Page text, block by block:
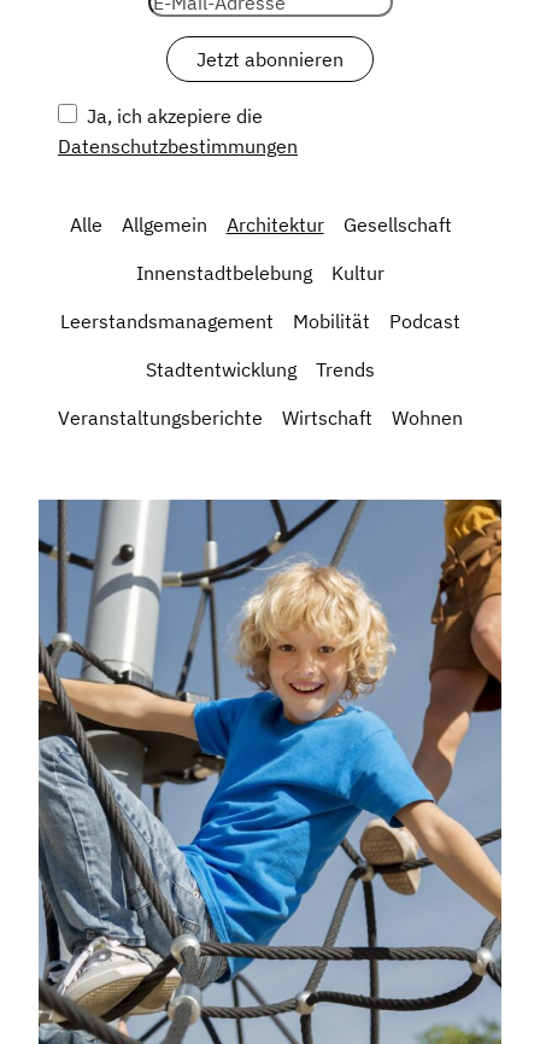
Ja, ich akzepiere die
Datenschutzbestimmungen
Alle Allgemein Architektur
Gesellschaft
Innenstadtbelebung
Kultur
Leerstandsmanagement
Mobilität
Podcast
Stadtentwicklung
Trends
Veranstaltungsberichte
Wirtschaft Wohnen